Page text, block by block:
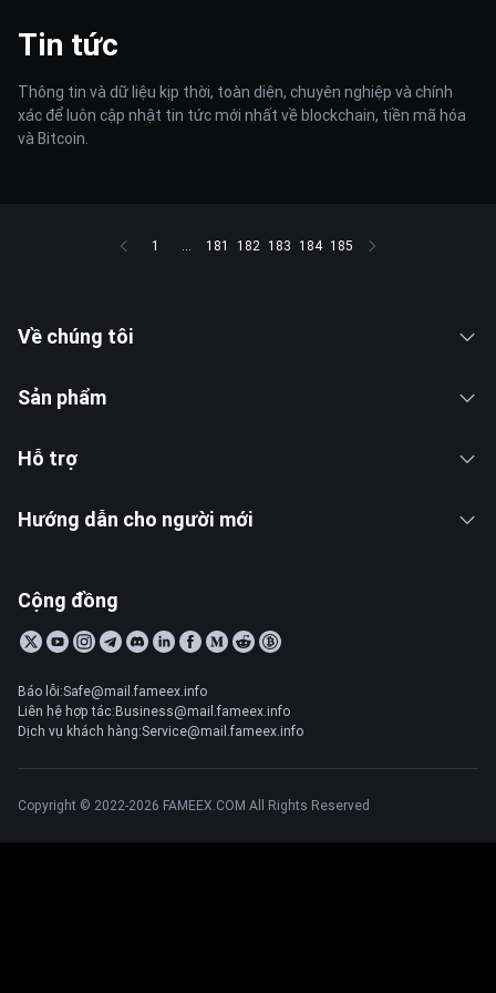
Tin tức
Thông tin và dữ liệu kịp thời, toàn diện, chuyên nghiệp và chính
xác để luôn cập nhật tin tức mới nhất về blockchain, tiền mã hóa
và Bitcoin.
1 ... 181 182 183 184 185
Về chúng tôi
Sản phẩm
Hỗ trợ
Hướng dẫn cho người mới
Cộng đồng
Báo lỗi:Safe@mail.fameex.info
Liên hệ hợp tác:Business@mail.fameex.info
Dịch vụ khách hàng:Service@mail.fameex.info
Copyright © 2022-2026 FAMEEX.COM All Rights Reserved